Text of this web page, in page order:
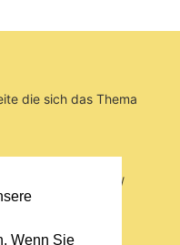
Wenn Sie
die sich das Thema
Biere